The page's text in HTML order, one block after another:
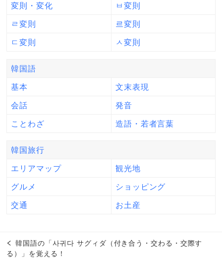
変則・変化 ㅂ変則
ㄹ変則 르変則
ㄷ変則 ㅅ変則
韓国語
基本 文末表現
会話 発音
ことわざ 造語・若者言葉
韓国旅行
エリアマップ 観光地
グルメ ショッピング
交通 お土産
韓国語の「사귀다 サグィダ（付き合う・交わる・交際す
る）」を覚える！